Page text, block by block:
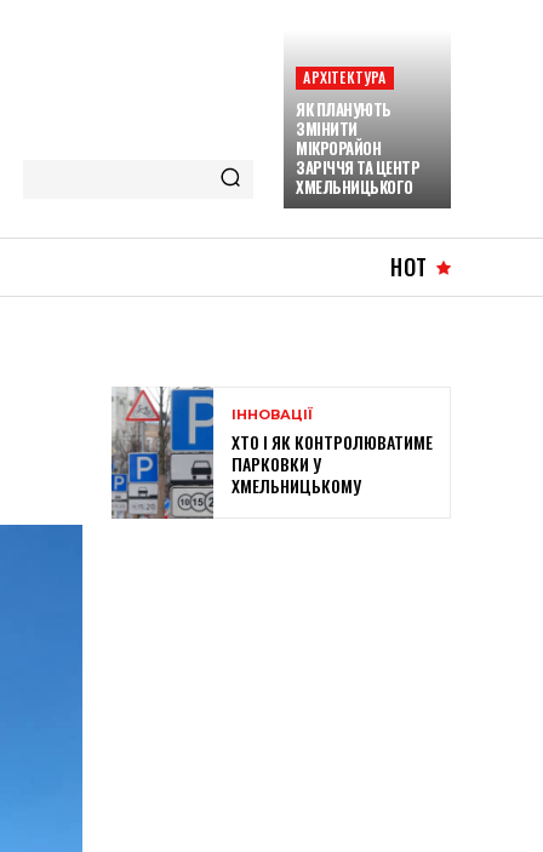
АРХІТЕКТУРА
ЯК ПЛАНУЮТЬ
ЗМІНИТИ
МІКРОРАЙОН
ЗАРІЧЧЯ ТА ЦЕНТР
ХМЕЛЬНИЦЬКОГО
HOT
ІННОВАЦІЇ
ХТО І ЯК КОНТРОЛЮВАТИМЕ
ПАРКОВКИ У
ХМЕЛЬНИЦЬКОМУ